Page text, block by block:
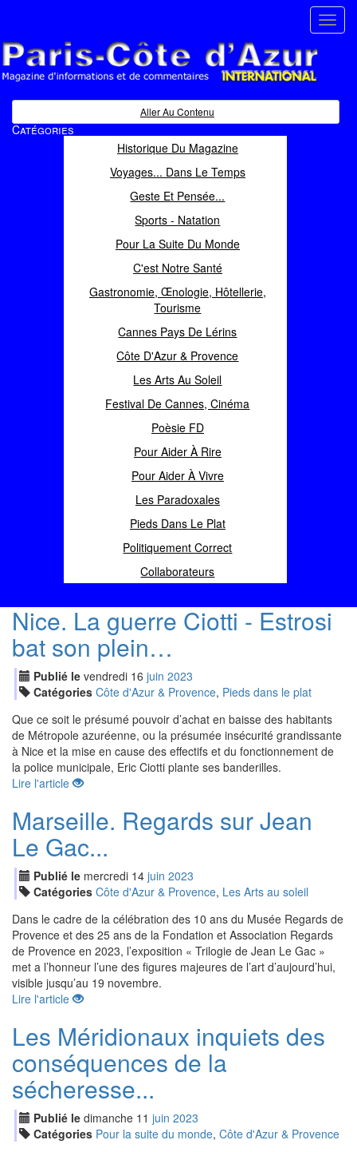
Magazine d'informations et de commentaires
Aller Au Contenu
Catégories
Historique Du Magazine
Voyages... Dans Le Temps
Geste Et Pensée...
Sports - Natation
Pour La Suite Du Monde
C'est Notre Santé
Gastronomie, Œnologie, Hôtellerie,
Tourisme
Cannes Pays De Lérins
Côte D'Azur & Provence
Les Arts Au Soleil
Festival De Cannes, Cinéma
Poèsie FD
Pour Aider À Rire
Pour Aider À Vivre
Les Paradoxales
Pieds Dans Le Plat
Politiquement Correct
Collaborateurs
Nice. La guerre Ciotti - Estrosi
bat son plein…
Publié le vendredi 16 juin 2023
Catégories Côte d'Azur & Provence, Pieds dans le plat
Que ce soit le présumé pouvoir d’achat en baisse des habitants
de Métropole azuréenne, ou la présumée insécurité grandissante
à Nice et la mise en cause des effectifs et du fonctionnement de
la police municipale, Eric Ciotti plante ses banderilles.
Lire l'article
Marseille. Regards sur Jean
Le Gac...
Publié le mercredi 14 juin 2023
Catégories Côte d'Azur & Provence, Les Arts au soleil
Dans le cadre de la célébration des 10 ans du Musée Regards de
Provence et des 25 ans de la Fondation et Association Regards
de Provence en 2023, l’exposition « Trilogie de Jean Le Gac »
met a l’honneur l’une des figures majeures de l’art d’aujourd’hui,
visible jusqu’au 19 novembre.
Lire l'article
Les Méridionaux inquiets des
conséquences de la
sécheresse...
Publié le dimanche 11 juin 2023
Catégories Pour la suite du monde, Côte d'Azur & Provence